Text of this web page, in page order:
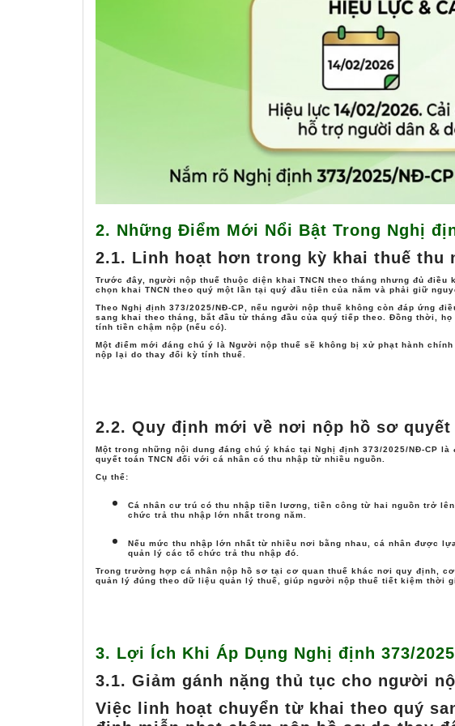
hồ sơ do thay đổi kỳ khai thuế, giúp doanh
3.2. Đơn giản hóa nơi quyết toán thuế
Nghị định 373/2025/NĐ-CP giúp cá nhân có
hồ sơ quyết toán, tối ưu thủ tục hành chính và
4. Hiệu lực và Áp dụng
Nghị định 373/2025/NĐ-CP có hiệu lực từ ngày
định mới, nếu người nộp thuế đã khai báo thuế
Thông tư 80/2021/TT-BTC), họ sẽ tiếp tục thực
5. Kết Luận
Nghị định 373/2025/NĐ-CP là bước đi quan
với mục tiêu đơn giản hóa thủ tục, linh hoạt hơn
đồng thời giảm gánh nặng hành chính cho người
2. Những Điểm Mới Nổi Bật Trong Nghị
2.1. Linh hoạt hơn trong kỳ khai thuế thu
Trước đây, người nộp thuế thuộc diện khai TNCN theo tháng nhưng đủ
chọn khai TNCN theo quý một lần tại quý đầu tiên của năm và phải giữ
Theo Nghị định 373/2025/NĐ-CP , nếu người nộp thuế không còn đáp ứng
sang khai theo tháng , bắt đầu từ tháng đầu của quý tiếp theo. Đồng thời,
tính tiền chậm nộp (nếu có).
Một điểm mới đáng chú ý là Người nộp thuế sẽ không bị xử phạt hành
nộp lại do thay đổi kỳ tính thuế.
2.2. Quy định mới về nơi nộp hồ sơ quyết
Một trong những nội dung đáng chú ý khác tại Nghị định 373/2025/NĐ-CP là
quyết toán TNCN đối với cá nhân có thu nhập từ nhiều nguồn.
Cụ thể:
Cá nhân cư trú có thu nhập tiền lương, tiền công từ hai nguồn trở lên
chức trả thu nhập lớn nhất trong năm
Nếu mức thu nhập lớn nhất từ nhiều nơi bằng nhau, cá nhân được
quản lý các tổ chức trả thu nhập đó.
Trong trường hợp cá nhân nộp hồ sơ tại cơ quan thuế khác nơi quy định,
quản lý đúng theo dữ liệu quản lý thuế , giúp người nộp thuế tiết kiệm thời
3. Lợi Ích Khi Áp Dụng Nghị định 373/
3.1. Giảm gánh nặng thủ tục cho người
Việc linh hoạt chuyển từ khai theo quý